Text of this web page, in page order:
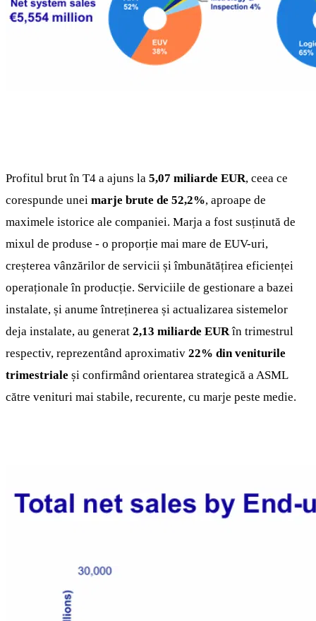
Profitul brut în T4 a ajuns la 5,07 miliarde EUR, ceea ce
corespunde unei marje brute de 52,2%, aproape de
maximele istorice ale companiei. Marja a fost susținută de
mixul de produse - o proporție mai mare de EUV-uri,
creșterea vânzărilor de servicii și îmbunătățirea eficienței
operaționale în producție. Serviciile de gestionare a bazei
instalate, și anume întreținerea și actualizarea sistemelor
deja instalate, au generat 2,13 miliarde EUR în trimestrul
respectiv, reprezentând aproximativ 22% din veniturile
trimestriale și confirmând orientarea strategică a ASML
către venituri mai stabile, recurente, cu marje peste medie.